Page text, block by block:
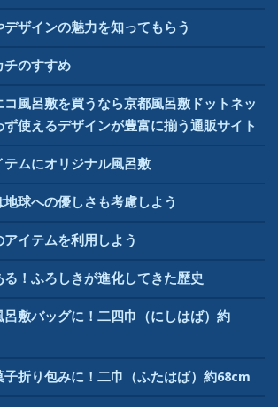
ザインの魅力を知ってもらう
チのすすめ
風呂敷を買うなら京都風呂敷ドットネッ
ず使えるデザインが豊富に揃う通販サイト
ムにオリジナル風呂敷
球への優しさも考慮しよう
イテムを利用しよう
！ふろしきが進化してきた歴史
敷バッグに！二四巾（にしはば）約
子折り包みに！二巾（ふたはば）約68cm